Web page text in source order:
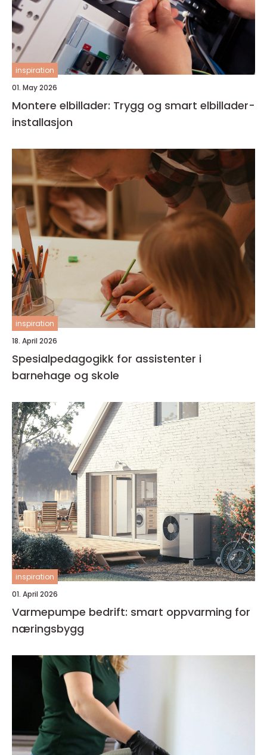
inspiration
01. May 2026
Montere elbillader: Trygg og smart elbillader-
installasjon
inspiration
18. April 2026
Spesialpedagogikk for assistenter i
barnehage og skole
inspiration
01. April 2026
Varmepumpe bedrift: smart oppvarming for
næringsbygg